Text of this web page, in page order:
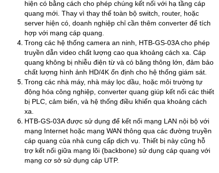
hiện có bằng cách cho phép chúng kết nối với hạ tầng cáp
quang mới. Thay vì thay thế toàn bộ switch, router, hoặc
server hiện có, doanh nghiệp chỉ cần thêm converter để tích
hợp với mạng cáp quang.
​Trong các hệ thống camera an ninh, HTB-GS-03A cho phép
truyền dẫn video chất lượng cao qua khoảng cách xa. Cáp
quang không bị nhiễu điện từ và có băng thông lớn, đảm bảo
chất lượng hình ảnh HD/4K ổn định cho hệ thống giám sát.
​Trong các nhà máy, nhà máy lọc dầu, hoặc môi trường tự
động hóa công nghiệp, converter quang giúp kết nối các thiết
bị PLC, cảm biến, và hệ thống điều khiển qua khoảng cách
xa.
​HTB-GS-03A được sử dụng để kết nối mạng LAN nội bộ với
mạng Internet hoặc mạng WAN thông qua các đường truyền
cáp quang của nhà cung cấp dịch vụ. Thiết bị này cũng hỗ
trợ kết nối giữa mạng lõi (backbone) sử dụng cáp quang với
mạng cơ sở sử dụng cáp UTP.